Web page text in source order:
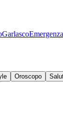
Garlasco
Oroscopo